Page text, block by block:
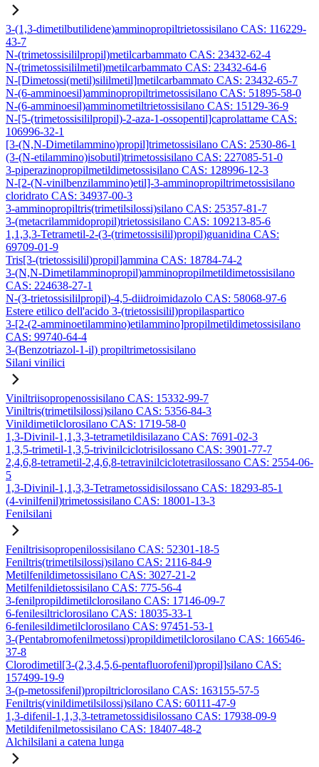
3-(1,3-dimetilbutilidene)amminopropiltrietossisilano CAS: 116229-
43-7
N-(trimetossisililpropil)metilcarbammato CAS: 23432-62-4
N-(trimetossisililmetil)metilcarbammato CAS: 23432-64-6
N-[Dimetossi(metil)sililmetil]metilcarbammato CAS: 23432-65-7
N-(6-amminoesil)amminopropiltrimetossisilano CAS: 51895-58-0
N-(6-amminoesil)amminometiltrietossisilano CAS: 15129-36-9
N-[5-(trimetossisililpropil)-2-aza-1-ossopentil]caprolattame CAS:
106996-32-1
[3-(N,N-Dimetilammino)propil]trimetossisilano CAS: 2530-86-1
(3-(N-etilammino)isobutil)trimetossisilano CAS: 227085-51-0
3-piperazinopropilmetildimetossisilano CAS: 128996-12-3
N-[2-(N-vinilbenzilammino)etil]-3-amminopropiltrimetossisilano
cloridrato CAS: 34937-00-3
3-amminopropiltris(trimetilsilossi)silano CAS: 25357-81-7
3-(metacrilammidopropil)trietossisilano CAS: 109213-85-6
1,1,3,3-Tetrametil-2-(3-(trimetossisilil)propil)guanidina CAS:
69709-01-9
Tris[3-(trietossisilil)propil]ammina CAS: 18784-74-2
3-(N,N-Dimetilamminopropil)amminopropilmetildimetossisilano
CAS: 224638-27-1
N-(3-trietossisililpropil)-4,5-diidroimidazolo CAS: 58068-97-6
Estere etilico dell'acido 3-(trietossisilil)propilaspartico
3-[2-(2-amminoetilammino)etilammino]propilmetildimetossisilano
CAS: 99740-64-4
3-(Benzotriazol-1-il) propiltrimetossisilano
Silani vinilici
Viniltriisopropenossisilano CAS: 15332-99-7
Viniltris(trimetilsilossi)silano CAS: 5356-84-3
Vinildimetilclorosilano CAS: 1719-58-0
1,3-Divinil-1,1,3,3-tetrametildisilazano CAS: 7691-02-3
1,3,5-trimetil-1,3,5-trivinilciclotrisilossano CAS: 3901-77-7
2,4,6,8-tetrametil-2,4,6,8-tetravinilciclotetrasilossano CAS: 2554-06-
5
1,3-Divinil-1,1,3,3-Tetrametossidisilossano CAS: 18293-85-1
(4-vinilfenil)trimetossisilano CAS: 18001-13-3
Fenilsilani
Feniltrisisopropenilossisilano CAS: 52301-18-5
Feniltris(trimetilsilossi)silano CAS: 2116-84-9
Metilfenildimetossisilano CAS: 3027-21-2
Metilfenildietossisilano CAS: 775-56-4
3-fenilpropildimetilclorosilano CAS: 17146-09-7
6-fenilesiltriclorosilano CAS: 18035-33-1
6-fenilesildimetilclorosilano CAS: 97451-53-1
3-(Pentabromofenilmetossi)propildimetilclorosilano CAS: 166546-
37-8
Clorodimetil[3-(2,3,4,5,6-pentafluorofenil)propil]silano CAS:
157499-19-9
3-(p-metossifenil)propiltriclorosilano CAS: 163155-57-5
Feniltris(vinildimetilsilossi)silano CAS: 60111-47-9
1,3-difenil-1,1,3,3-tetrametossidisilossano CAS: 17938-09-9
Metildifenilmetossisilano CAS: 18407-48-2
Alchilsilani a catena lunga